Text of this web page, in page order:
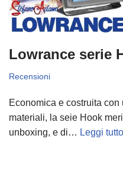
Lowrance serie
Recensioni
Economica e costruita con
materiali, la seie Hook
unboxing, e di… Leggi